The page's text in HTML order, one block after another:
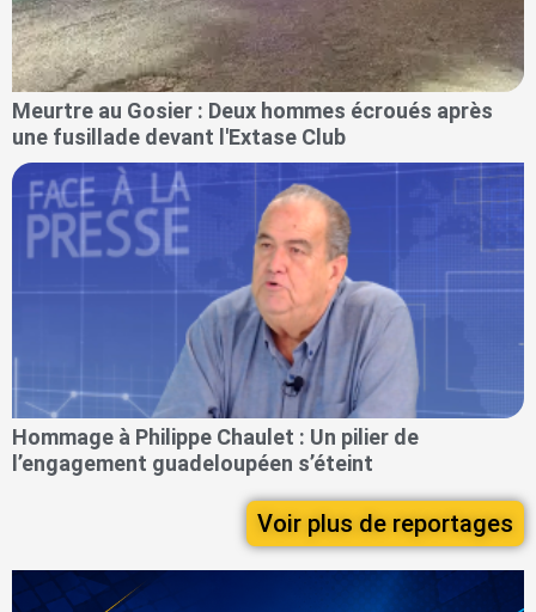
Meurtre au Gosier : Deux hommes écroués après
une fusillade devant l'Extase Club
Hommage à Philippe Chaulet : Un pilier de
l’engagement guadeloupéen s’éteint
Voir plus de reportages